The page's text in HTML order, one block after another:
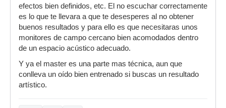
efectos bien definidos, etc. El no escuchar correctamente
es lo que te llevara a que te desesperes al no obtener
buenos resultados y para ello es que necesitaras unos
monitores de campo cercano bien acomodados dentro
de un espacio acústico adecuado.
Y ya el master es una parte mas técnica, aun que
conlleva un oído bien entrenado si buscas un resultado
artístico.